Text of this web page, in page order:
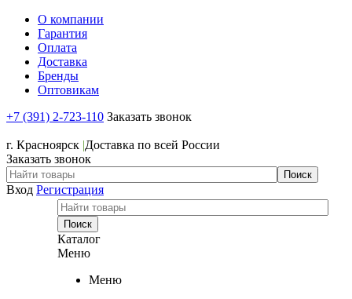
О компании
Гарантия
Оплата
Доставка
Бренды
Оптовикам
+7 (391) 2-723-110 Заказать звонок
г. Красноярск |Доставка по всей России
Заказать звонок
Вход Регистрация
Каталог
Меню
Меню